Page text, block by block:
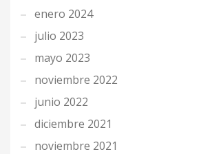
enero 2024
julio 2023
mayo 2023
noviembre 2022
junio 2022
diciembre 2021
noviembre 2021